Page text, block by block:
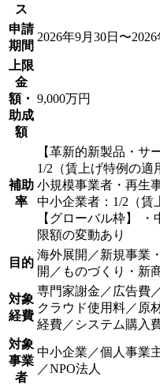
ス
申請
期間
2026年9月30日〜2026
上限
金
額・
助成
額
9,000万円
補助
率
【革新的新製品・サ
1/2（賃上げ特例の適
小規模事業者・再生
中小企業者：1/2（賃
【グローバル枠】
限額の変動あり
目的
海外展開／新規事業
開／ものづくり・新
対象
経費
専門家謝金／広告費
クラウド使用料／原
経費／システム購入
対象
事業
者
中小企業／個人事業
／NPO法人